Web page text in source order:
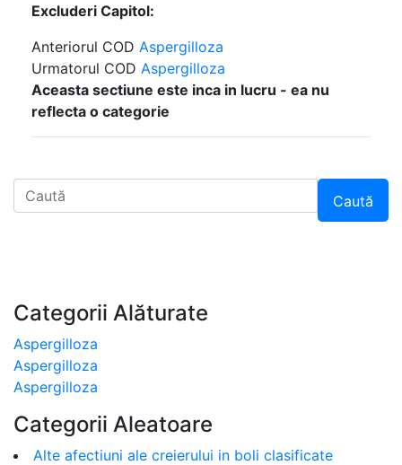
Excluderi Capitol:
Anteriorul COD Aspergilloza
Urmatorul COD Aspergilloza
Aceasta sectiune este inca in lucru - ea nu
reflecta o categorie
Caută
Categorii Alăturate
Aspergilloza
Aspergilloza
Aspergilloza
Categorii Aleatoare
Alte afectiuni ale creierului in boli clasificate